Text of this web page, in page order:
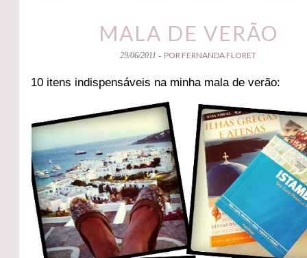
MALA DE VERÃO
29/06/2011 - POR FERNANDA FLORET
10 itens indispensáveis na minha mala de verão: